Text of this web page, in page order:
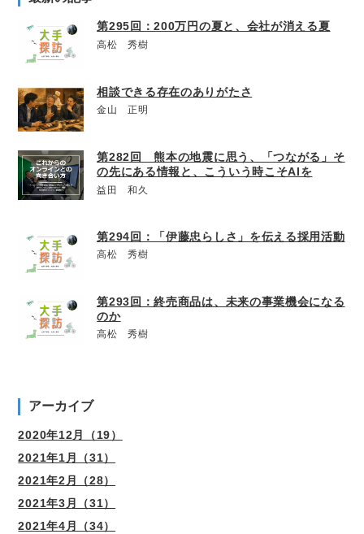
第295回：200万円の夏と、会社が消える夏
高松 秀樹
相談できる存在のありがたさ
金山 正明
第282回 熊本の地震に思う、「つながる」そ
の先にある情報と、こういう時こそAIを
益田 和久
第294回：「伊藤忠らしさ」を伝える採用活動
高松 秀樹
第293回：終売商品は、未来の事業機会になる
のか
高松 秀樹
アーカイブ
2020年12月（19）
2021年1月（31）
2021年2月（28）
2021年3月（31）
2021年4月（34）